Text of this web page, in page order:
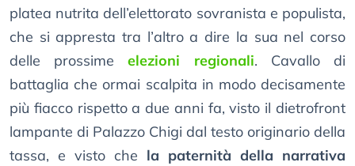
platea nutrita dell’elettorato sovranista e populista,
che si appresta tra l’altro a dire la sua nel corso
delle prossimeelezioni regionali. Cavallo di
battaglia che ormai scalpita in modo decisamente
più fiacco rispetto a due anni fa, visto il dietrofront
lampante di Palazzo Chigi dal testo originario della
tassa, e visto che la paternità della narrativa